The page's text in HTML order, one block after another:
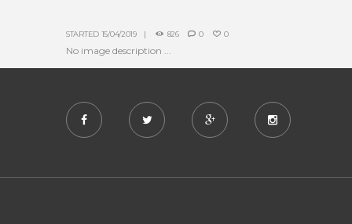
STARTED 15/04/2019 826 0 0
No image description ...